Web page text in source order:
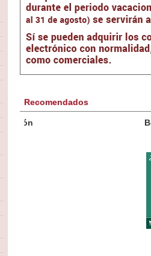
Recomendados
Botánica Agroalimentaria